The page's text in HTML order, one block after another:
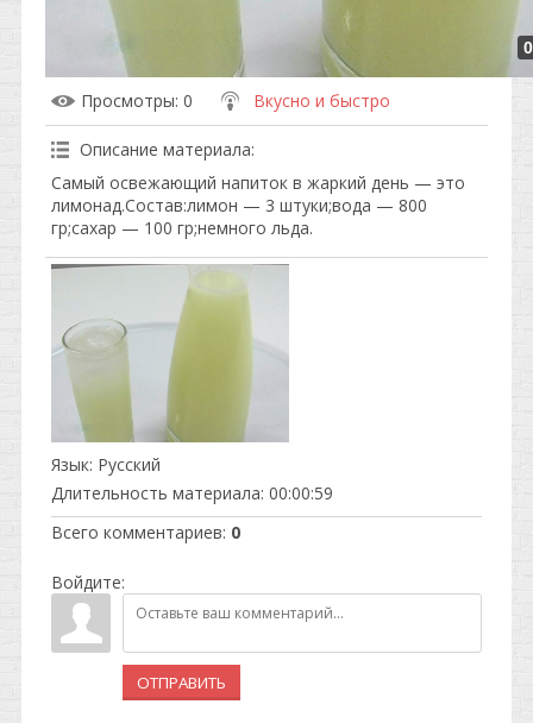
Просмотры: 0 Вкусно и быстро
Описание материала:
Самый освежающий напиток в жаркий день — это
лимонад.Состав:лимон — 3 штуки;вода — 800
гр;сахар — 100 гр;немного льда.
Язык: Русский
Длительность материала: 00:00:59
Всего комментариев: 0
Войдите:
ОТПРАВИТЬ